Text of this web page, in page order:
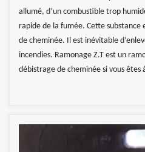
allumé, d’un combustible trop
rapide de la fumée. Cette substance
de cheminée. Il est inévitable
incendies. Ramonage Z.T est un
débistrage de cheminée si vous êtes